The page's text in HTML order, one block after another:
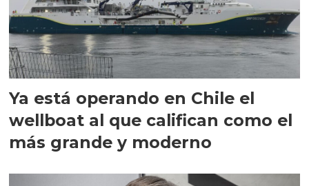
Ya está operando en Chile el
wellboat al que califican como el
más grande y moderno